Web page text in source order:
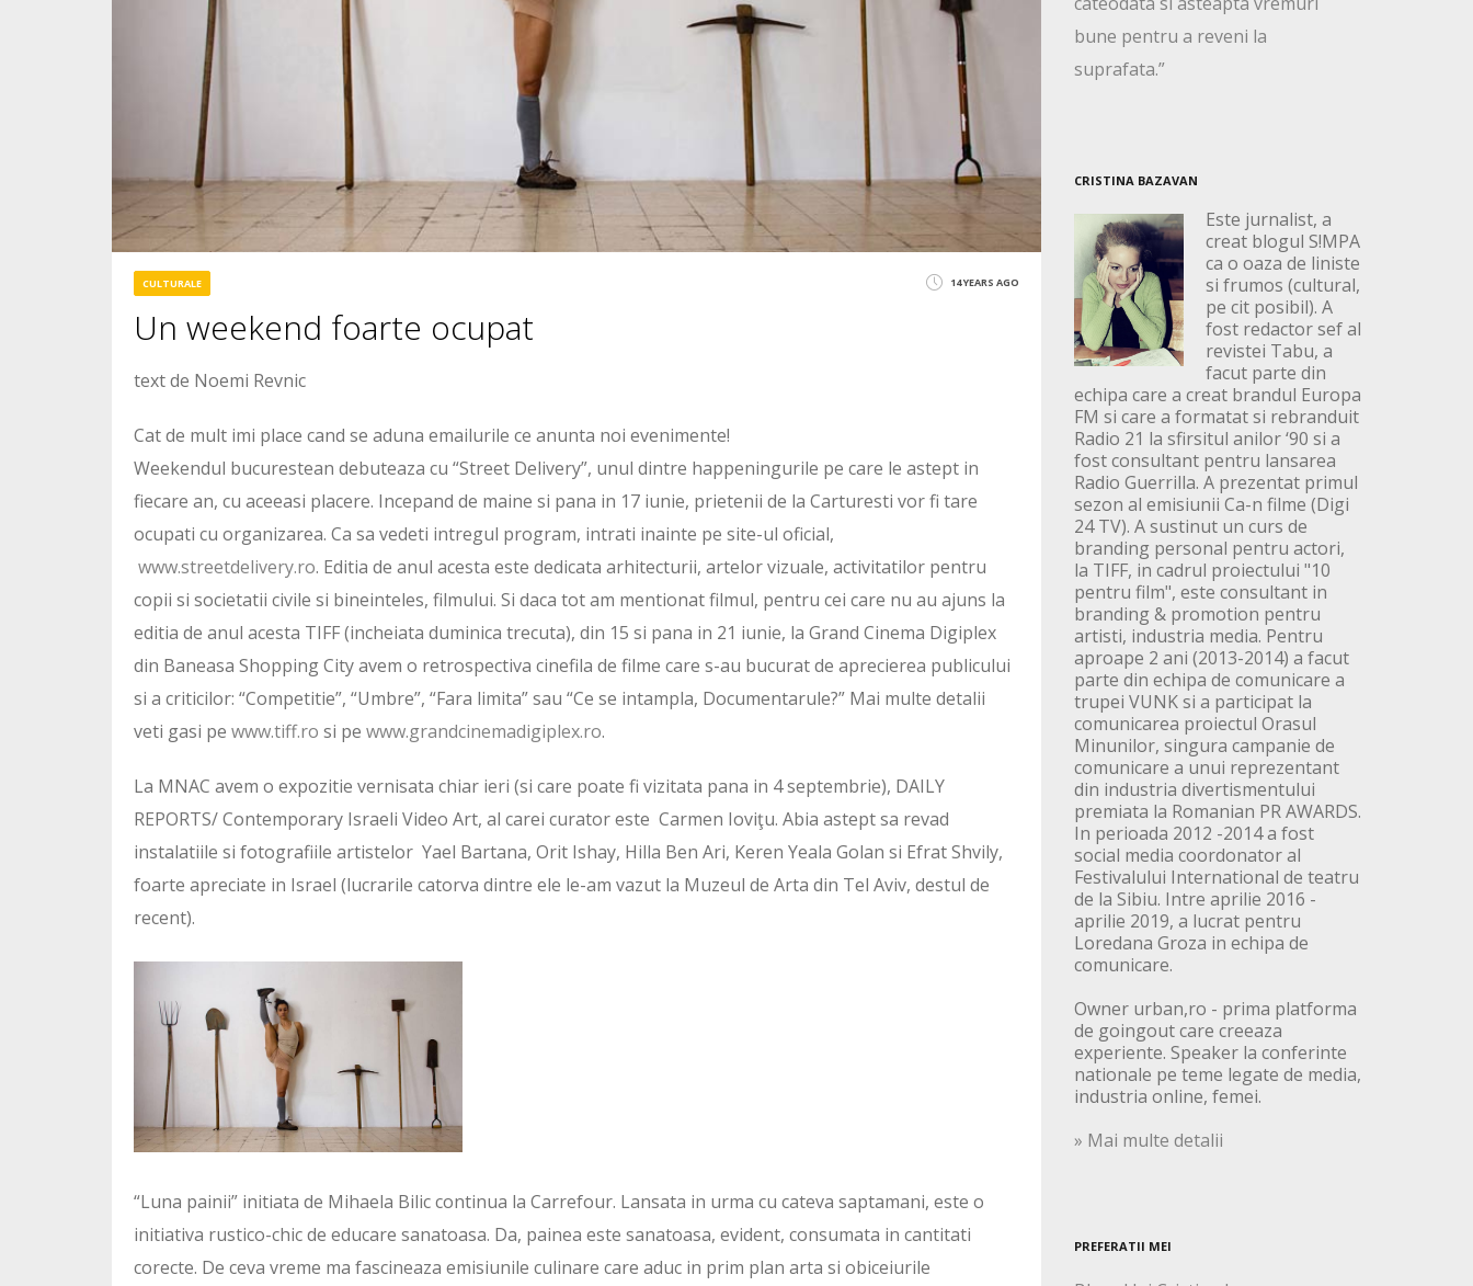
CULTURALE 14 YEARS AGO
Un weekend foarte ocupat
text de Noemi Revnic
Cat de mult imi place cand se aduna emailurile ce anunta noi evenimente!
Weekendul bucurestean debuteaza cu “Street Delivery”, unul dintre happeningurile pe care le astept in
fiecare an, cu aceeasi placere. Incepand de maine si pana in 17 iunie, prietenii de la Carturesti vor fi tare
ocupati cu organizarea. Ca sa vedeti intregul program, intrati inainte pe site-ul oficial,
www.streetdelivery.ro. Editia de anul acesta este dedicata arhitecturii, artelor vizuale, activitatilor pentru
copii si societatii civile si bineinteles, filmului. Si daca tot am mentionat filmul, pentru cei care nu au ajuns la
editia de anul acesta TIFF (incheiata duminica trecuta), din 15 si pana in 21 iunie, la Grand Cinema Digiplex
din Baneasa Shopping City avem o retrospectiva cinefila de filme care s-au bucurat de aprecierea publicului
si a criticilor: “Competitie”, “Umbre”, “Fara limita” sau “Ce se intampla, Documentarule?” Mai multe detalii
veti gasi pe www.tiff.ro si pe www.grandcinemadigiplex.ro.
La MNAC avem o expozitie vernisata chiar ieri (si care poate fi vizitata pana in 4 septembrie), DAILY
REPORTS/ Contemporary Israeli Video Art, al carei curator este Carmen Ioviţu. Abia astept sa revad
instalatiile si fotografiile artistelor Yael Bartana, Orit Ishay, Hilla Ben Ari, Keren Yeala Golan si Efrat Shvily,
foarte apreciate in Israel (lucrarile catorva dintre ele le-am vazut la Muzeul de Arta din Tel Aviv, destul de
recent).
“Luna painii” initiata de Mihaela Bilic continua la Carrefour. Lansata in urma cu cateva saptamani, este o
initiativa rustico-chic de educare sanatoasa. Da, painea este sanatoasa, evident, consumata in cantitati
corecte. De ceva vreme ma fascineaza emisiunile culinare care aduc in prim plan arta si obiceiurile
bune pentru a reveni la
suprafata.”
CRISTINA BAZAVAN
Este jurnalist, a
creat blogul S!MPA
ca o oaza de liniste
si frumos (cultural,
pe cit posibil). A
fost redactor sef al
revistei Tabu, a
facut parte din
echipa care a creat brandul Europa
FM si care a formatat si rebranduit
Radio 21 la sfirsitul anilor ‘90 si a
fost consultant pentru lansarea
Radio Guerrilla. A prezentat primul
sezon al emisiunii Ca-n filme (Digi
24 TV). A sustinut un curs de
branding personal pentru actori,
la TIFF, in cadrul proiectului "10
pentru film", este consultant in
branding & promotion pentru
artisti, industria media. Pentru
aproape 2 ani (2013-2014) a facut
parte din echipa de comunicare a
trupei VUNK si a participat la
comunicarea proiectul Orasul
Minunilor, singura campanie de
comunicare a unui reprezentant
din industria divertismentului
premiata la Romanian PR AWARDS.
In perioada 2012 -2014 a fost
social media coordonator al
Festivalului International de teatru
de la Sibiu. Intre aprilie 2016 -
aprilie 2019, a lucrat pentru
Loredana Groza in echipa de
comunicare.
Owner urban,ro - prima platforma
de goingout care creeaza
experiente. Speaker la conferinte
nationale pe teme legate de media,
industria online, femei.
» Mai multe detalii
PREFERATII MEI